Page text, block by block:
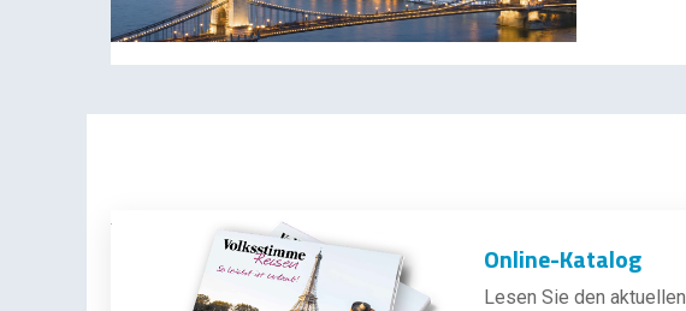
Online-Katalog
Lesen Sie den aktuellen